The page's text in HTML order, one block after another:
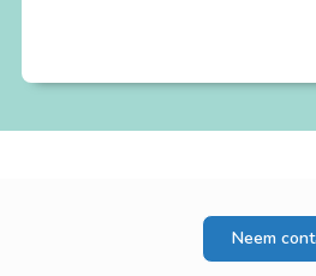
Neem